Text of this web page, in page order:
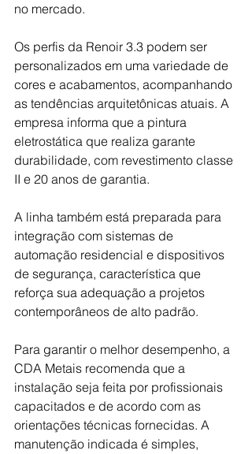
no mercado.
Os perfis da Renoir 3.3 podem ser
personalizados em uma variedade de
cores e acabamentos, acompanhando
as tendências arquitetônicas atuais. A
empresa informa que a pintura
eletrostática que realiza garante
durabilidade, com revestimento classe
II e 20 anos de garantia.
A linha também está preparada para
integração com sistemas de
automação residencial e dispositivos
de segurança, característica que
reforça sua adequação a projetos
contemporâneos de alto padrão.
Para garantir o melhor desempenho, a
CDA Metais recomenda que a
instalação seja feita por profissionais
capacitados e de acordo com as
orientações técnicas fornecidas. A
manutenção indicada é simples,